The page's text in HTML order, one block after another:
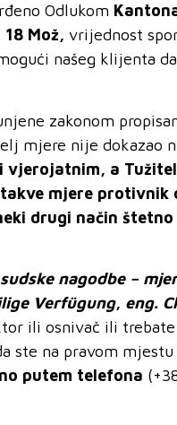
Odlukom
18 Mož,vrijednost
našeg klijenta
zakonom
mjere nije dokazao
vjerojatnim, a
mjere protivnik
drugi način
nagodbe –
Verfügung, eng.
ili osnivač ili
ste na pravom
putem telefona